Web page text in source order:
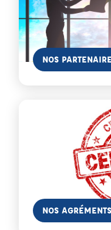
En savoir plus
NOS
En savoir plus
NOS